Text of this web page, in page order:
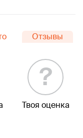
Отзывы
?
Твоя оценка